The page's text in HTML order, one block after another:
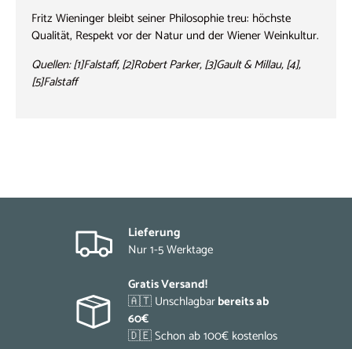
Fritz Wieninger bleibt seiner Philosophie treu: höchste
Qualität, Respekt vor der Natur und der Wiener Weinkultur.
Quellen: [1]Falstaff, [2]Robert Parker, [3]Gault & Millau, [4],
[5]Falstaff
Lieferung
Nur 1-5 Werktage
Gratis Versand!
🇦🇹 Unschlagbarbereits ab
60€
🇩🇪 Schon ab 100€ kostenlos